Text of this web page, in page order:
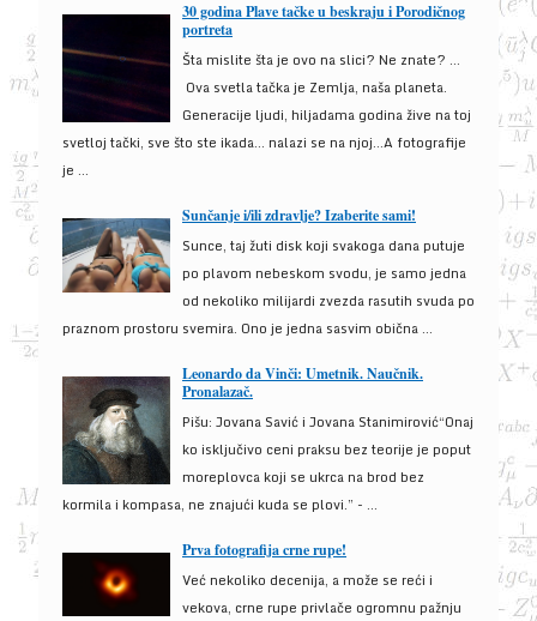
30 godina Plave tačke u beskraju i Porodičnog
portreta
Šta mislite šta je ovo na slici? Ne znate? …
Ova svetla tačka je Zemlja, naša planeta.
Generacije ljudi, hiljadama godina žive na toj
svetloj tački, sve što ste ikada… nalazi se na njoj…A fotografije
je ...
Sunčanje i/ili zdravlje? Izaberite sami!
Sunce, taj žuti disk koji svakoga dana putuje
po plavom nebeskom svodu, je samo jedna
od nekoliko milijardi zvezda rasutih svuda po
praznom prostoru svemira. Ono je jedna sasvim obična ...
Leonardo da Vinči: Umetnik. Naučnik.
Pronalazač.
Pišu: Jovana Savić i Jovana Stanimirović“Onaj
ko isključivo ceni praksu bez teorije je poput
moreplovca koji se ukrca na brod bez
kormila i kompasa, ne znajući kuda se plovi.” - ...
Prva fotografija crne rupe!
Već nekoliko decenija, a može se reći i
vekova, crne rupe privlače ogromnu pažnju